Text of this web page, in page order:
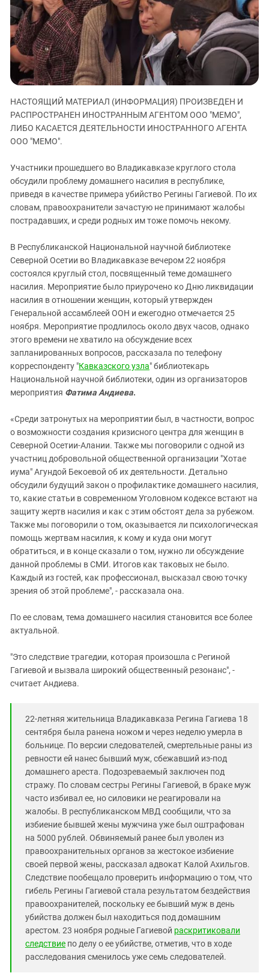
ЗАСТАВЛЯЕТ
КАВКАЗ ЗА ПАЛЕСТИНУ
ИНАКОМЫСЛИЕ В ЧЕЧНЕ
ПРЕСЛЕДОВАНИЕ АКТИВИСТОВ
МОБИЛИЗАЦИЯ И ПРОТЕСТЫ
Дагестан
Ингушетия
Кабардино-Балкария
Калмыкия
Карачаево-Черкесия
Краснодарский край
Российская Федерация
Северная Осетия - Алания
СКФО
Ставропольский край
Южная Осетия
Южный Кавказ
ЮФО
НАСТОЯЩИЙ МАТЕРИАЛ (ИНФОРМАЦИЯ) ПРОИЗВЕДЕН И
РАСПРОСТРАНЕН ИНОСТРАННЫМ АГЕНТОМ ООО "МЕМО",
ЛИБО КАСАЕТСЯ ДЕЯТЕЛЬНОСТИ ИНОСТРАННОГО АГЕНТА
ООО "МЕМО".
Участники прошедшего во Владикавказе круглого стола
обсудили проблему домашнего насилия в республике,
приведя в качестве примера убийство Регины Гагиевой. По их
словам, правоохранители зачастую не принимают жалобы
пострадавших, и среди родных им тоже помочь некому.
В Республиканской Национальной научной библиотеке
Северной Осетии во Владикавказе вечером 22 ноября
состоялся круглый стол, посвященный теме домашнего
насилия. Мероприятие было приурочено ко Дню ликвидации
насилия в отношении женщин, который утвержден
Генеральной ассамблеей ООН и ежегодно отмечается 25
ноября. Мероприятие продлилось около двух часов, однако
этого времени не хватило на обсуждение всех
запланированных вопросов, рассказала по телефону
корреспонденту "Кавказского узла" библиотекарь
Национальной научной библиотеки, один из организаторов
мероприятия Фатима Андиева.
«Среди затронутых на мероприятии был, в частности, вопрос
о возможности создания кризисного центра для женщин в
Северной Осетии-Алании. Также мы поговорили с одной из
участниц добровольной общественной организации "Хотае
иума" Агундой Бекоевой об их деятельности. Детально
обсудили будущий закон о профилактике домашнего насилия,
то, какие статьи в современном Уголовном кодексе встают на
защиту жертв насилия и как с этим обстоят дела за рубежом.
Также мы поговорили о том, оказывается ли психологическая
помощь жертвам насилия, к кому и куда они могут
обратиться, и в конце сказали о том, нужно ли обсуждение
данной проблемы в СМИ. Итогов как таковых не было.
Каждый из гостей, как профессионал, высказал свою точку
зрения об этой проблеме", - рассказала она.
По ее словам, тема домашнего насилия становится все более
актуальной.
"Это следствие трагедии, которая произошла с Региной
Гагиевой и вызвала широкий общественный резонанс", -
считает Андиева.
22-летняя жительница Владикавказа Регина Гагиева 18
сентября была ранена ножом и через неделю умерла в
больнице. По версии следователей, смертельные раны из
ревности ей нанес бывший муж, сбежавший из-под
домашнего ареста. Подозреваемый заключен под
стражу. По словам сестры Регины Гагиевой, в браке муж
часто избивал ее, но силовики не реагировали на
жалобы. В республиканском МВД сообщили, что за
избиение бывшей жены мужчина уже был оштрафован
на 5000 рублей. Обвиняемый ранее был уволен из
правоохранительных органов за жестокое избиение
своей первой жены, рассказал адвокат Калой Ахильгов.
Следствие пообещало проверить информацию о том, что
гибель Регины Гагиевой стала результатом бездействия
правоохранителей, поскольку ее бывший муж в день
убийства должен был находиться под домашним
арестом. 23 ноября родные Гагиевой раскритиковали
следствие по делу о ее убийстве, отметив, что в ходе
расследования сменилось уже семь следователей.